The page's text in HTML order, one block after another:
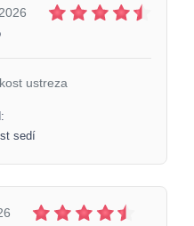
ustreza
sedí